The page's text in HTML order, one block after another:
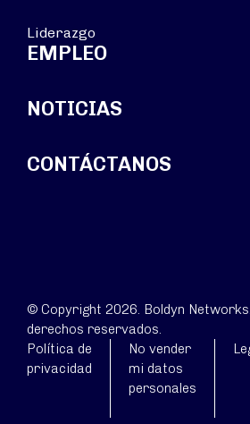
Liderazgo
EMPLEO
NOTICIAS
CONTÁCTANOS
© Copyright 2026. Boldyn
derechos reservados.
Política de
privacidad
No vender
mi datos
personales